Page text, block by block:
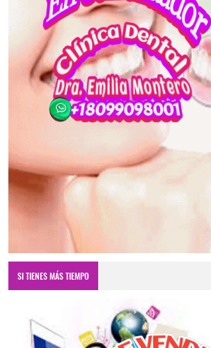
SI TIENES MÁS TIEMPO